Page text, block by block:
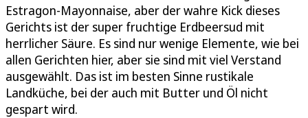
Estragon-Mayonnaise, aber der wahre Kick dieses
Gerichts ist der super fruchtige Erdbeersud mit
herrlicher Säure. Es sind nur wenige Elemente, wie bei
allen Gerichten hier, aber sie sind mit viel Verstand
ausgewählt. Das ist im besten Sinne rustikale
Landküche, bei der auch mit Butter und Öl nicht
gespart wird.